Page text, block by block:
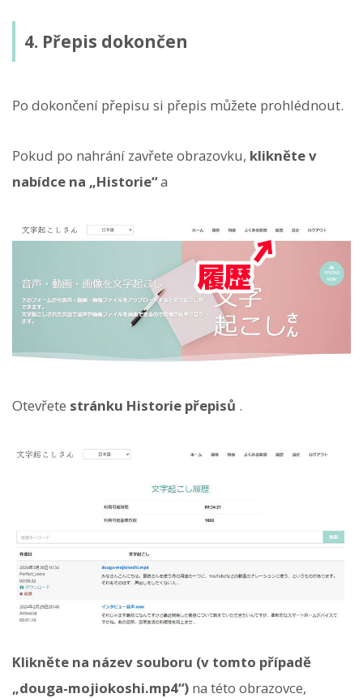
4. Přepis dokončen
Po dokončení přepisu si přepis můžete prohlédnout.
Pokud po nahrání zavřete obrazovku, klikněte v
nabídce na „Historie“a
Otevřete stránku Historie přepisů .
Klikněte na název souboru (v tomto případě
„douga-mojiokoshi.mp4“) na této obrazovce,